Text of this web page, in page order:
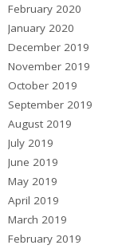
February 2020
January 2020
December 2019
November 2019
October 2019
September 2019
August 2019
July 2019
June 2019
May 2019
April 2019
March 2019
February 2019